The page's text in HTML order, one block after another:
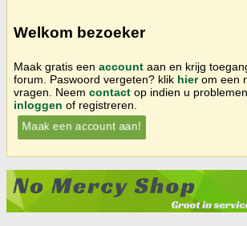
Welkom bezoeker
Maak gratis een account aan en krijg
forum. Paswoord vergeten? klik hierom een
vragen. Neem contact op indien u
inloggen of registreren.
Maak een account aan!